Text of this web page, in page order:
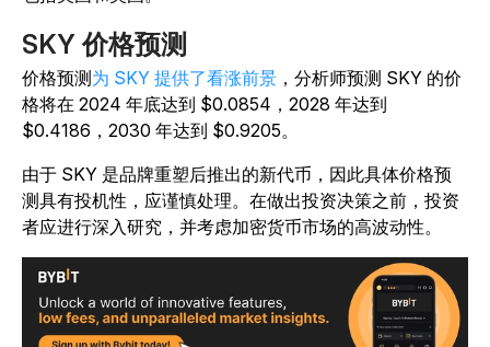
SKY 价格预测
价格预测 为 SKY 提供了看涨前景 ，分析师预测 SKY 的价
格将在 2024 年底达到 $0.0854，2028 年达到
$0.4186，2030 年达到 $0.9205。
由于 SKY 是品牌重塑后推出的新代币，因此具体价格预
测具有投机性，应谨慎处理。在做出投资决策之前，投资
者应进行深入研究，并考虑加密货币市场的高波动性。